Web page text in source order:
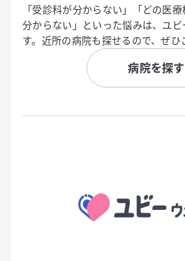
「受診科が分からない」「どの医
分からない」といった悩みは、ユ
す。近所の病院も探せるので、ぜひ
病院を探す